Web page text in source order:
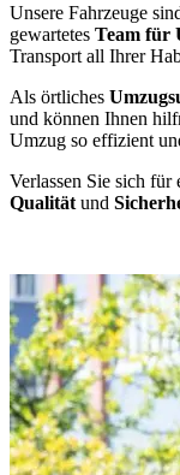
Unsere Fahrzeuge
gewartetes Team für
Transport all Ihrer
Als örtliches
und können Ihnen
Umzug so effizient
Verlassen Sie sich
Qualität und